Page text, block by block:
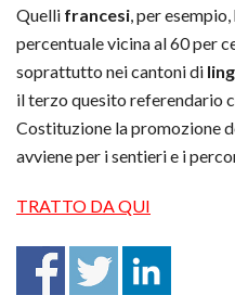
Quelli francesi, per
percentuale vicina al 60 per
soprattutto nei cantoni di
il terzo quesito referendario
Costituzione la promozione
avviene per i sentieri e i
TRATTO DA QUI